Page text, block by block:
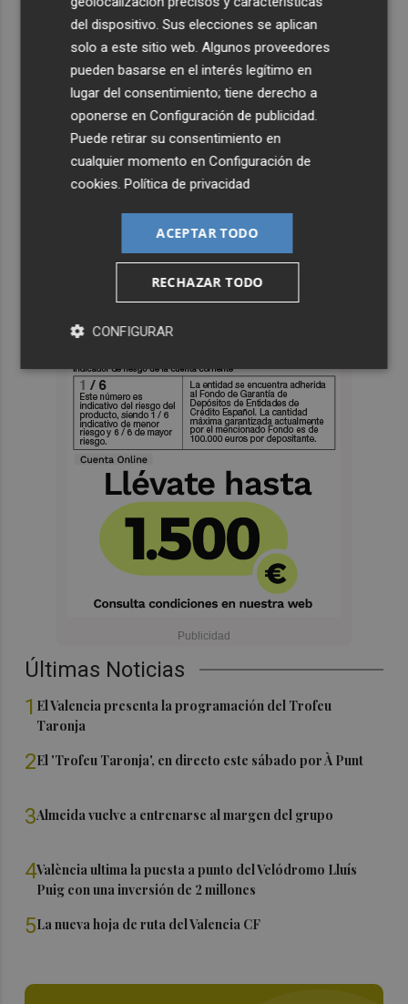
Últimas Noticias
1 El Valencia presenta la programación del Trofeu
Taronja
2El 'Trofeu Taronja', en directo este sábado por À Punt
3Almeida vuelve a entrenarse al margen del grupo
4València ultima la puesta a punto del Velódromo Lluís
Puig con una inversión de 2 millones
5La nueva hoja de ruta del Valencia CF
del dispositivo. Sus elecciones se aplican
solo a este sitio web. Algunos proveedores
pueden basarse en el interés legítimo en
lugar del consentimiento; tiene derecho a
oponerse enConfiguración de publicidad.
Puede retirar su consentimiento en
cualquier momento enConfiguración de
cookies.Política de privacidad
ACEPTAR TODO
RECHAZAR TODO
CONFIGURAR